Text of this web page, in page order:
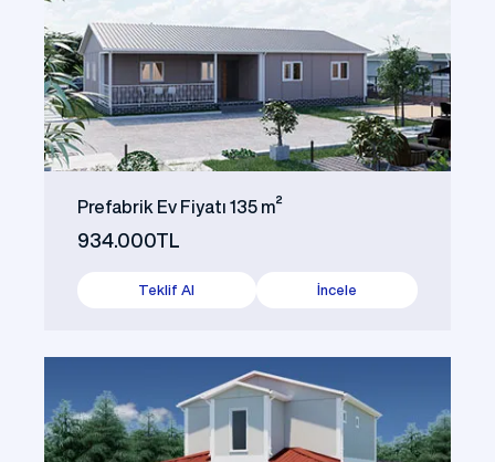
Prefabrik Ev Fiyatı 135 m²
934.000TL
Teklif Al İncele